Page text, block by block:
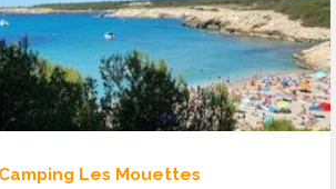
Camping Les Mouettes